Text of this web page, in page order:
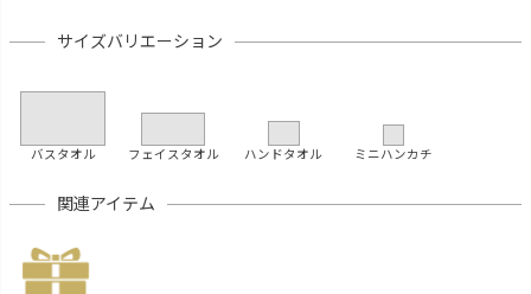
サイズバリエーション
バスタオル フェイスタオル ハンドタオル ミニハンカチ
関連アイテム